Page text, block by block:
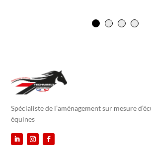
Spécialiste de l’aménagement sur mesure
équines